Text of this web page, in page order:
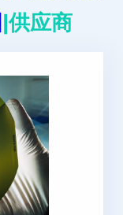
|供应商